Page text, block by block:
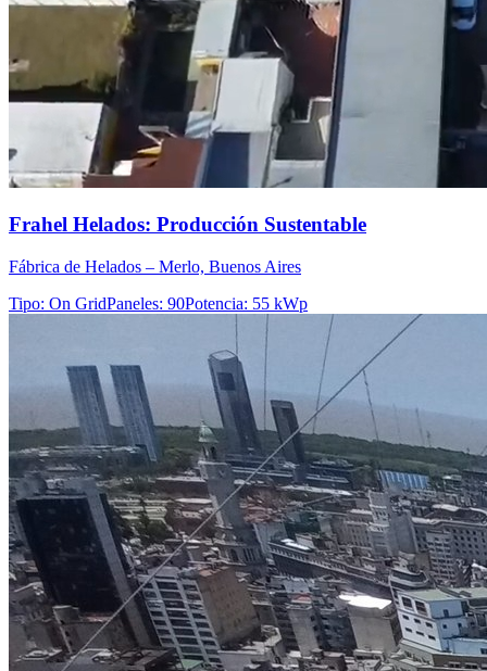
Frahel Helados: Producción Sustentable
Fábrica de Helados – Merlo, Buenos Aires
Tipo: On GridPaneles: 90Potencia: 55 kWp